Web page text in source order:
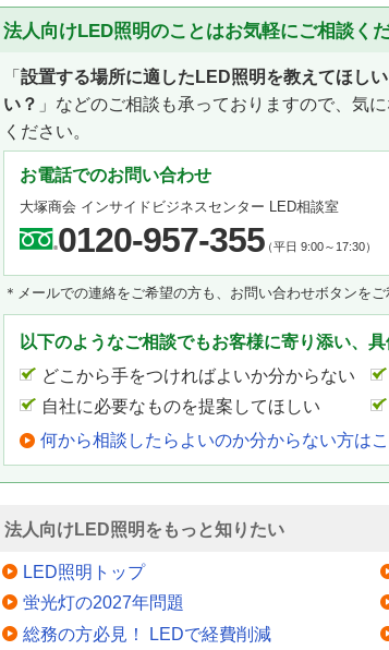
法人向けLED照明のことはお気軽にご相談くだ
「 設置する場所に適したLED照明を教えてほしい
い？ 」などのご相談も承っておりますので、気
ください。
お電話でのお問い合わせ
大塚商会 インサイドビジネスセンター LED相談室
0120-957-355（平日 9:00～17:30）
＊メールでの連絡をご希望の方も、お問い合わせボタンをご
以下のようなご相談でもお客様に寄り添い、
どこから手をつければよいか分からない
自社に必要なものを提案してほしい
何から相談したらよいのか分からない方は
法人向けLED照明をもっと知りたい
LED照明トップ
蛍光灯の2027年問題
総務の方必見！ LEDで経費削減